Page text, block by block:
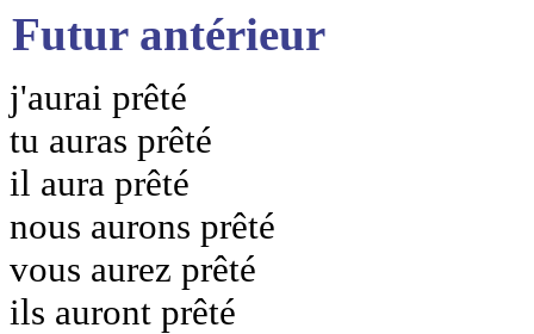
Futur antérieur
j'aurai prêté
tu auras prêté
il aura prêté
nous aurons prêté
vous aurez prêté
ils auront prêté